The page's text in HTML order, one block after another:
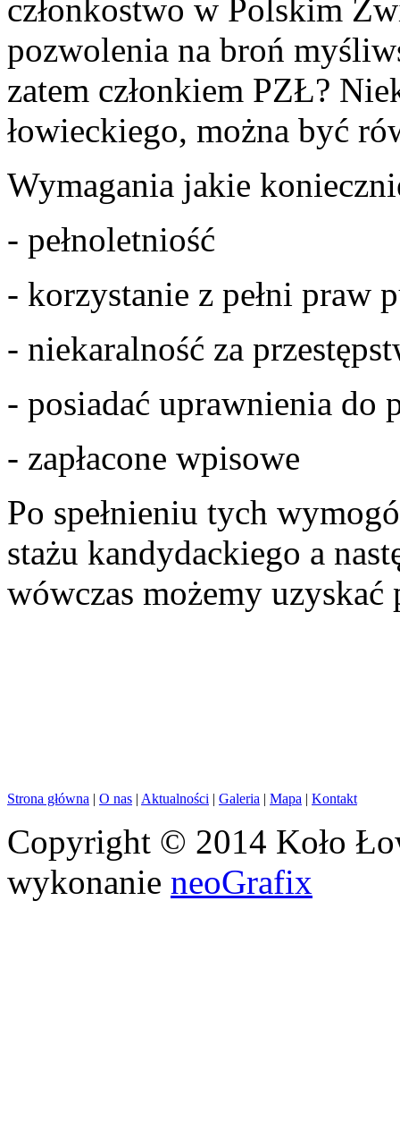
członkostwo w Polskim
pozwolenia na broń
zatem członkiem PZŁ?
łowieckiego, można być
Wymagania jakie
- pełnoletniość
- korzystanie z pełni praw
- niekaralność za
- posiadać uprawnienia do
- zapłacone wpisowe
Po spełnieniu tych
stażu kandydackiego a
wówczas możemy
Strona główna | O nas | Aktualności | Galeria | Mapa | Kontakt
Copyright © 2014 Koło
wykonanie neoGrafix